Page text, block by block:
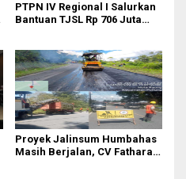
PTPN IV Regional I Salurkan
Bantuan TJSL Rp 706 Juta
Proyek Jalinsum Humbahas
Masih Berjalan, CV Fathara